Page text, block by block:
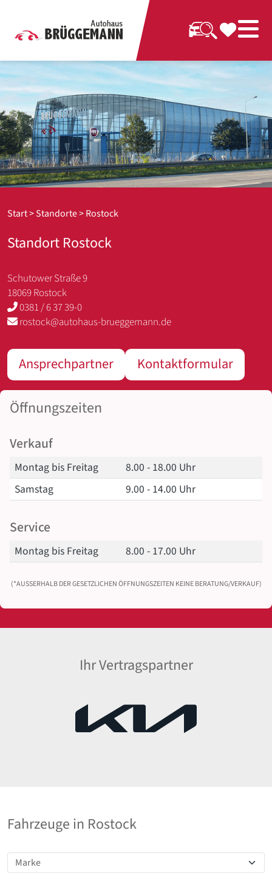
Start>Standorte> Rostock
Standort Rostock
Schutower Straße 9
18069 Rostock
0381 / 6 37 39-0
rostock@autohaus-brueggemann.de
Ansprechpartner Kontaktformular
Öffnungszeiten
Verkauf
Montag bis Freitag
8.00 - 18.00 Uhr
Samstag
9.00 - 14.00 Uhr
Service
Montag bis Freitag 8.00 - 17.00 Uhr
(*AUSSERHALB DER GESETZLICHEN ÖFFNUNGSZEITEN KEINE BERATUNG/VERKAUF)
Ihr Vertragspartner
Fahrzeuge in Rostock